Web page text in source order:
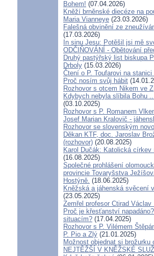
Bohem! (07.04.2026)
Kněží brněnské diecéze na
Maria Vianneye (23.03.2026)
Falešná obvinění ze
(17.03.2026)
In sinu Jesu: Potěšil jsi mě
ODČIŇOVÁNÍ - Obětování
Druhý pastýřský list biskupa
Drboly (15.03.2026)
Čtení o P. Toufarovi na stanici
Proč nosím svůj hábit
Rozhovor s otcem Nikem ve
Kdybych nebyla slíbila Bohu
(03.10.2025)
Rozhovor s P. Romanem
Josef Marian Kralovič -
Rozhovor se slovenským
Děkan KTF, doc. Jaroslav
(rozhovor) (20.08.2025)
Karol Dučák: Katolická
(16.08.2025)
Společné prohlášení
provincie Tovaryšstva
Hostýně. (18.06.2025)
Kněžská a jáhenská svěcení
(23.05.2025)
Zemřel profesor Ctirad
Proč je křesťanství
situacím? (17.04.2025)
Rozhovor s P. Vilémem
P. Pio a Zlý (21.01.2025)
Možnost objednat si
NEJTĚŽŠÍ V KNĚŽSKÉ